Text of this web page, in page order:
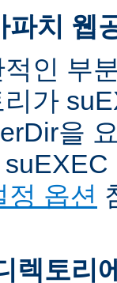
파치 웹
인 부
가
을
옵션
렉토리